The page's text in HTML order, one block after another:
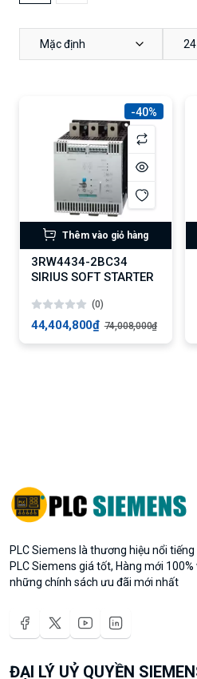
Mặc định 24
-40%
Thêm vào giỏ hàng
3RW4434-2BC34
SIRIUS SOFT STARTER
(0)
44,404,800₫ 74,008,000₫
PLC Siemens là thương hiệu nổi
PLC Siemens giá tốt, Hàng mới
những chính sách ưu đãi mới nhất
ĐẠI LÝ UỶ QUYỀN